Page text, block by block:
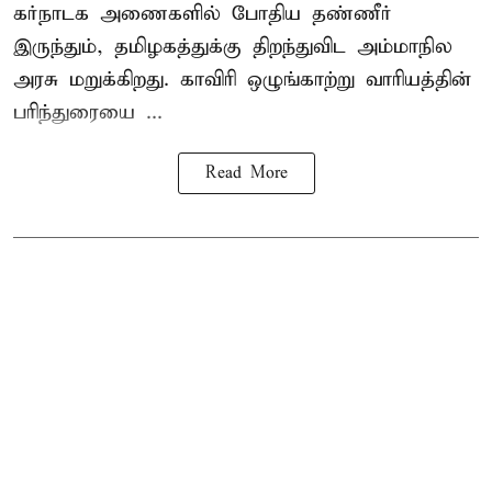
கர்நாடக அணைகளில் போதிய தண்ணீர்
இருந்தும், தமிழகத்துக்கு திறந்துவிட அம்மாநில
அரசு மறுக்கிறது. காவிரி ஒழுங்காற்று வாரியத்தின்
பரிந்துரையை ...
Read More